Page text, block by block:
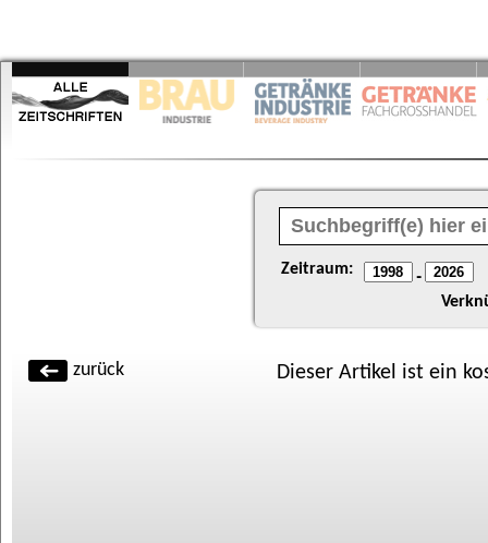
Zeitraum: -
zurück Dieser Artikel ist ein